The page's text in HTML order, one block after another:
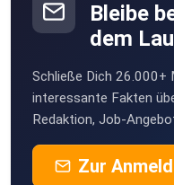
Bleibe
dem
Schließe Dich 26.000+
interessante Fakten
Redaktion, Job-
Zur